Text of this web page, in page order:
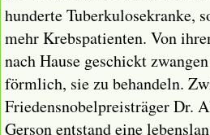
hunderte Tuberkulosekranke,
mehr Krebspatienten. Von
nach Hause geschickt
förmlich, sie zu behandeln.
Friedensnobelpreisträger Dr.
Gerson entstand eine